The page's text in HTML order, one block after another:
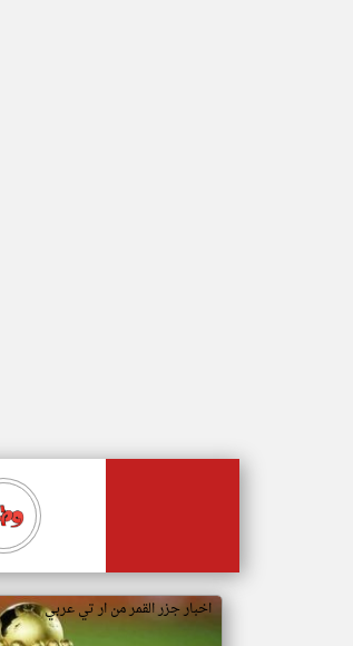
اخبار جزر القمر من ار تي عربي